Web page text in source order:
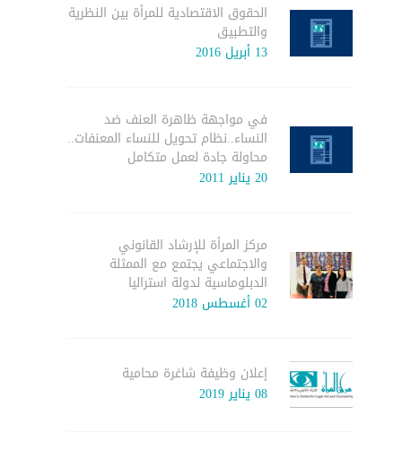
الحقوق الاقتصادية للمرأة بين النظرية
والتطبيق
13 أبريل 2016
في مواجهة ظاهرة العنف ضد
النساء..نظام تحويل للنساء المعنفات..
محاولة جادة لعمل متكامل
20 يناير 2011
مركز المرأة للإرشاد القانوني
والاجتماعي يجتمع مع الممثلة
الدبلوماسية لدولة استراليا
02 أغسطس 2018
إعلان وظيفة شاغرة محامية
08 يناير 2019